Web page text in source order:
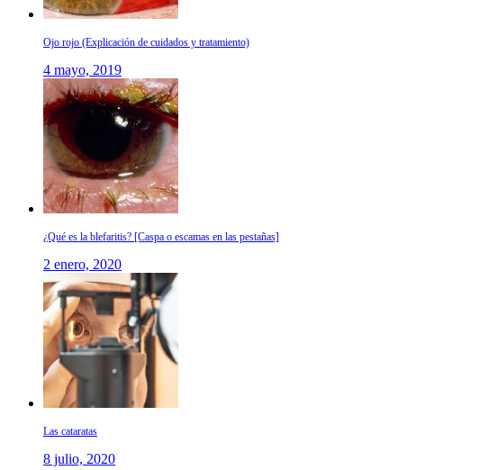
Ojo rojo (Explicación de cuidados y tratamiento)
4 mayo, 2019
¿Qué es la blefaritis? [Caspa o escamas en las pestañas]
2 enero, 2020
Las cataratas
8 julio, 2020